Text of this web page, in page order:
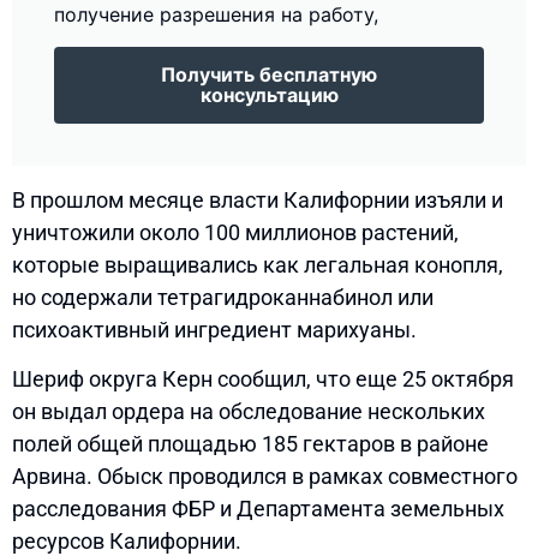
получение разрешения на работу,
Получить бесплатную
консультацию
В прошлом месяце власти Калифорнии изъяли и
уничтожили около 100 миллионов растений,
которые выращивались как легальная конопля,
но содержали тетрагидроканнабинол или
психоактивный ингредиент марихуаны.
Шериф округа Керн сообщил, что еще 25 октября
он выдал ордера на обследование нескольких
полей общей площадью 185 гектаров в районе
Арвина. Обыск проводился в рамках совместного
расследования ФБР и Департамента земельных
ресурсов Калифорнии.